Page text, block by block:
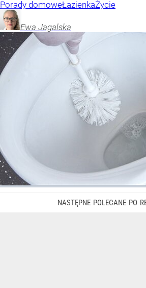
Porady domoweŁazienkaŻycie
Ewa Jagalska